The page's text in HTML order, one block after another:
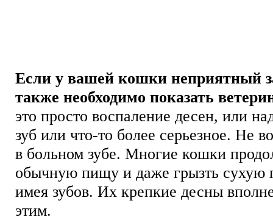
Если у вашей кошки неприятный
также необходимо показать
это просто воспаление десен, или
зуб или что-то более серьезное. Не
в больном зубе. Многие кошки
обычную пищу и даже грызть сухую
имея зубов. Их крепкие десны
этим.